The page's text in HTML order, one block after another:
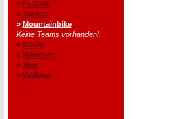
» Fußball
» Turnen
» Mountainbike
Keine Teams vorhanden!
» Boule
» Wandern
» Skat
» Walking